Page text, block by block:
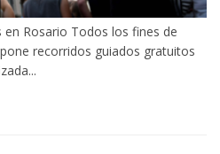
Rosario Todos los fines de
recorridos guiados gratuitos